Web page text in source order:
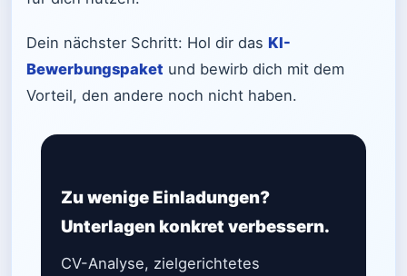
Dein nächster Schritt: Hol dir das KI-
Bewerbungspaket und bewirb dich mit dem
Vorteil, den andere noch nicht haben.
Zu wenige Einladungen?
Unterlagen konkret verbessern.
CV-Analyse, zielgerichtetes